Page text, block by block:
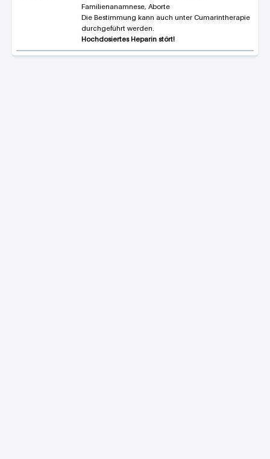
Familienanamnese, Aborte
Die Bestimmung kann auch unter Cumarintherapie
durchgeführt werden.
Hochdosiertes Heparin stört!